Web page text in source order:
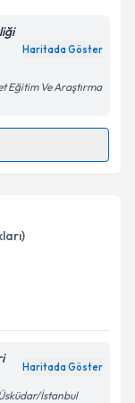
Aydınlatma
belirtilen
Haritada Göster
Eğitim Ve Araştırma
için bir
Aydınlatma
belirtilen
Haritada Göster
İstanbul